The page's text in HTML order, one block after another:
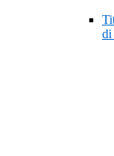
di